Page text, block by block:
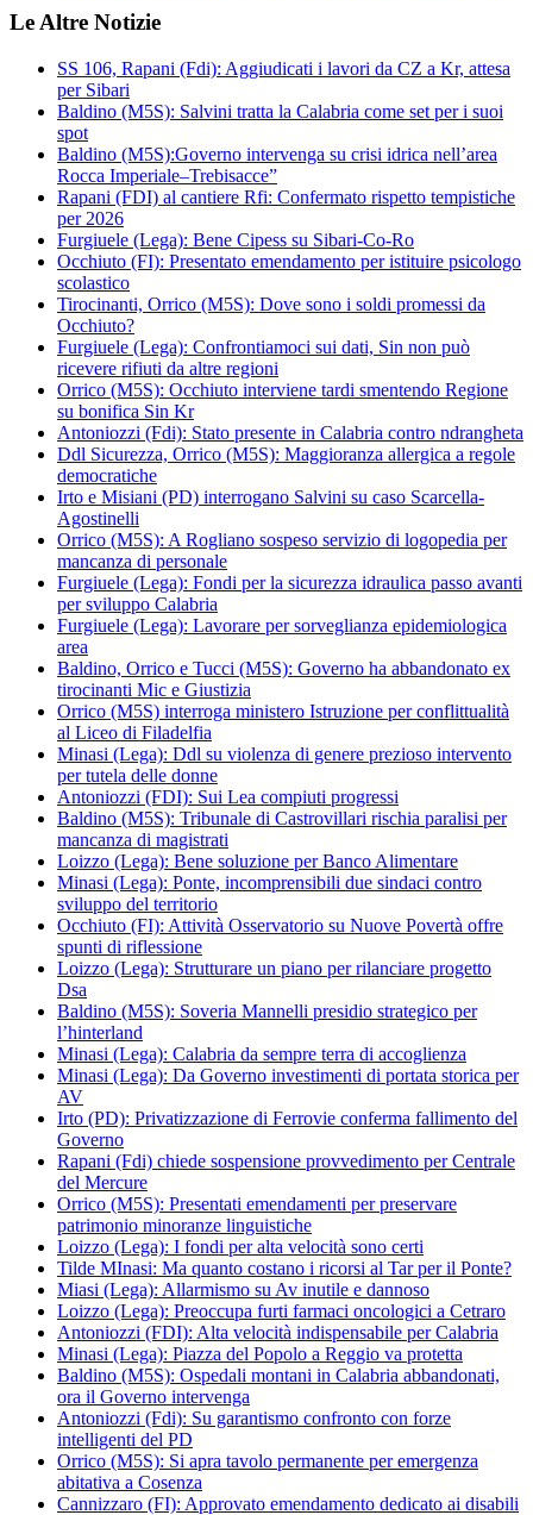
Le Altre Notizie
SS 106, Rapani (Fdi): Aggiudicati i lavori da CZ a Kr, attesa
per Sibari
Baldino (M5S): Salvini tratta la Calabria come set per i suoi
spot
Baldino (M5S):Governo intervenga su crisi idrica nell’area
Rocca Imperiale–Trebisacce”
Rapani (FDI) al cantiere Rfi: Confermato rispetto tempistiche
per 2026
Furgiuele (Lega): Bene Cipess su Sibari-Co-Ro
Occhiuto (FI): Presentato emendamento per istituire psicologo
scolastico
Tirocinanti, Orrico (M5S): Dove sono i soldi promessi da
Occhiuto?
Furgiuele (Lega): Confrontiamoci sui dati, Sin non può
ricevere rifiuti da altre regioni
Orrico (M5S): Occhiuto interviene tardi smentendo Regione
su bonifica Sin Kr
Antoniozzi (Fdi): Stato presente in Calabria contro ndrangheta
Ddl Sicurezza, Orrico (M5S): Maggioranza allergica a regole
democratiche
Irto e Misiani (PD) interrogano Salvini su caso Scarcella-
Agostinelli
Orrico (M5S): A Rogliano sospeso servizio di logopedia per
mancanza di personale
Furgiuele (Lega): Fondi per la sicurezza idraulica passo avanti
per sviluppo Calabria
Furgiuele (Lega): Lavorare per sorveglianza epidemiologica
area
Baldino, Orrico e Tucci (M5S): Governo ha abbandonato ex
tirocinanti Mic e Giustizia
Orrico (M5S) interroga ministero Istruzione per conflittualità
al Liceo di Filadelfia
Minasi (Lega): Ddl su violenza di genere prezioso intervento
per tutela delle donne
Antoniozzi (FDI): Sui Lea compiuti progressi
Baldino (M5S): Tribunale di Castrovillari rischia paralisi per
mancanza di magistrati
Loizzo (Lega): Bene soluzione per Banco Alimentare
Minasi (Lega): Ponte, incomprensibili due sindaci contro
sviluppo del territorio
Occhiuto (FI): Attività Osservatorio su Nuove Povertà offre
spunti di riflessione
Loizzo (Lega): Strutturare un piano per rilanciare progetto
Dsa
Baldino (M5S): Soveria Mannelli presidio strategico per
l’hinterland
Minasi (Lega): Calabria da sempre terra di accoglienza
Minasi (Lega): Da Governo investimenti di portata storica per
AV
Irto (PD): Privatizzazione di Ferrovie conferma fallimento del
Governo
Rapani (Fdi) chiede sospensione provvedimento per Centrale
del Mercure
Orrico (M5S): Presentati emendamenti per preservare
patrimonio minoranze linguistiche
Loizzo (Lega): I fondi per alta velocità sono certi
Tilde MInasi: Ma quanto costano i ricorsi al Tar per il Ponte?
Miasi (Lega): Allarmismo su Av inutile e dannoso
Loizzo (Lega): Preoccupa furti farmaci oncologici a Cetraro
Antoniozzi (FDI): Alta velocità indispensabile per Calabria
Minasi (Lega): Piazza del Popolo a Reggio va protetta
Baldino (M5S): Ospedali montani in Calabria abbandonati,
ora il Governo intervenga
Antoniozzi (Fdi): Su garantismo confronto con forze
intelligenti del PD
Orrico (M5S): Si apra tavolo permanente per emergenza
abitativa a Cosenza
Cannizzaro (FI): Approvato emendamento dedicato ai disabili